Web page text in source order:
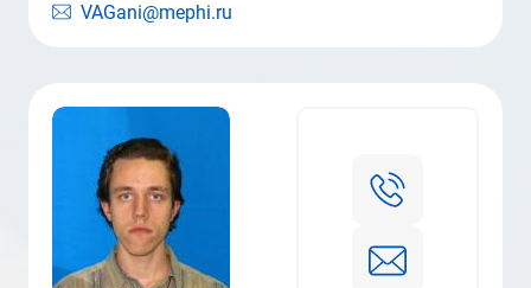
VAGani@mephi.ru